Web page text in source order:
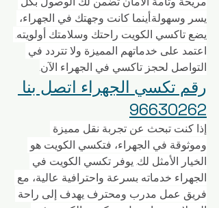
يسر وسهولة.أينما كانت وجهتك في الجهراء،
يضع تاكسي الكويت راحتك وسلامتك أولويته.
اعتمد على خدماتهم المميزة ولا تتردد في
التواصل لحجز تاكسي في الجهراء الآن.
رقم تكسي الجهراء اتصل بنا
96630262
إذا كنت تبحث عن تجربة نقل مميزة
وموثوقة في الجهراء، فتكسي الكويت هو
الخيار الأمثل لك. يوفر تكسي الكويت في
الجهراء خدماته بسرعة واحترافية عالية، مع
فريق عمل مدرب ومحترف يهدف إلى راحة